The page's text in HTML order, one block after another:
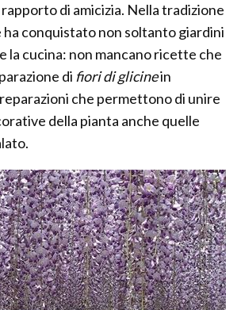
di amicizia. Nella tradizione
conquistato non soltanto giardini
la cucina: non mancano ricette che
di fiori di glicinein
che permettono di unire
della pianta anche quelle